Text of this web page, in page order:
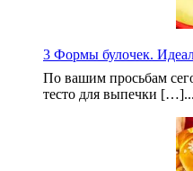
3 Формы булочек.
По вашим просьбам
тесто для выпечки […]...